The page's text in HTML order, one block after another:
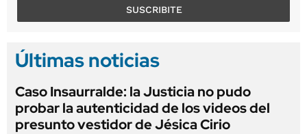
SUSCRIBITE
Últimas noticias
Caso Insaurralde: la Justicia no pudo
probar la autenticidad de los videos del
presunto vestidor de Jésica Cirio